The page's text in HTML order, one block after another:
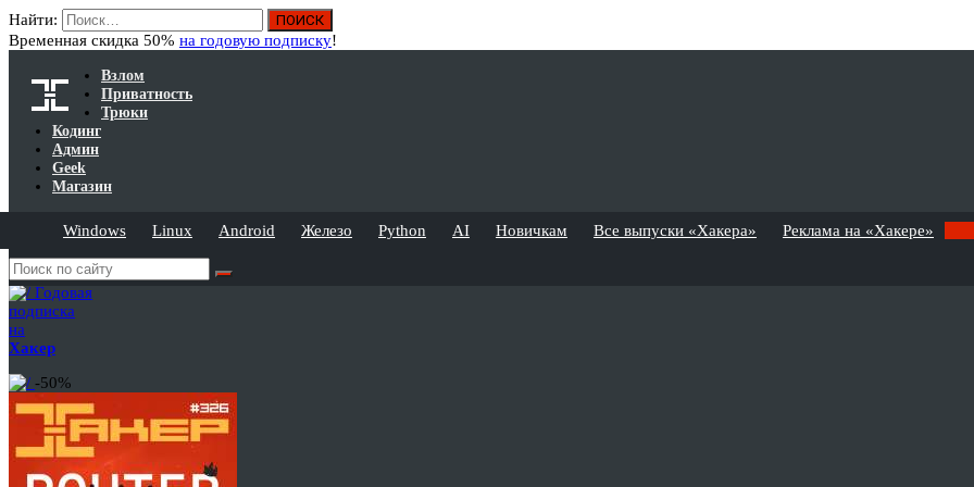
Найти:
Временная скидка 50% на годовую подписку!
Взлом
Приватность
Трюки
Кодинг
Админ
Geek
Магазин
Windows Linux Android Железо Python AI Новичкам Все выпуски «Хакера» Реклама на «Хакере»
Годовая
подписка
на
Хакер
-50%